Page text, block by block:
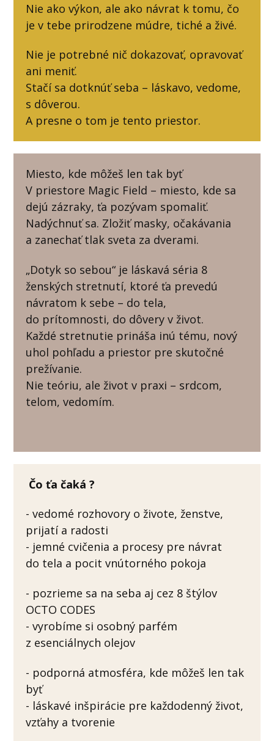
Nie ako výkon, ale ako návrat k tomu, čo
je v tebe prirodzene múdre, tiché a živé.
Nie je potrebné nič dokazovať, opravovať
ani meniť.
Stačí sa dotknúť seba – láskavo, vedome,
s dôverou.
A presne o tom je tento priestor.
Miesto, kde môžeš len tak byť
V priestore Magic Field – miesto, kde sa
dejú zázraky, ťa pozývam spomaliť.
Nadýchnuť sa. Zložiť masky, očakávania
a zanechať tlak sveta za dverami.
„Dotyk so sebou“ je láskavá séria 8
ženských stretnutí, ktoré ťa prevedú
návratom k sebe – do tela,
do prítomnosti, do dôvery v život.
Každé stretnutie prináša inú tému, nový
uhol pohľadu a priestor pre skutočné
prežívanie.
Nie teóriu, ale život v praxi – srdcom,
telom, vedomím.
Čo ťa čaká ?
- vedomé rozhovory o živote, ženstve,
prijatí a radosti
- jemné cvičenia a procesy pre návrat
do tela a pocit vnútorného pokoja
- pozrieme sa na seba aj cez 8 štýlov
OCTO CODES
- vyrobíme si osobný parfém
z esenciálnych olejov
- podporná atmosféra, kde môžeš len tak
byť
- láskavé inšpirácie pre každodenný život,
vzťahy a tvorenie